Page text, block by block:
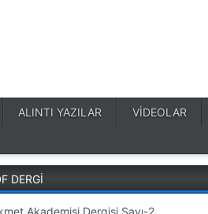
ALINTI YAZILAR VİDEOLAR
DERGİ
Akademisi Dergisi Sayı-2